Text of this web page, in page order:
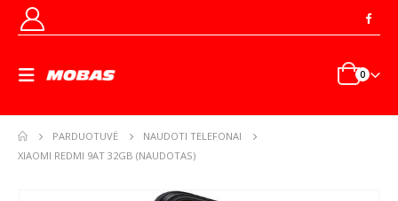
0
PARDUOTUVĖ
NAUDOTI TELEFONAI
XIAOMI REDMI 9AT 32GB (NAUDOTAS)